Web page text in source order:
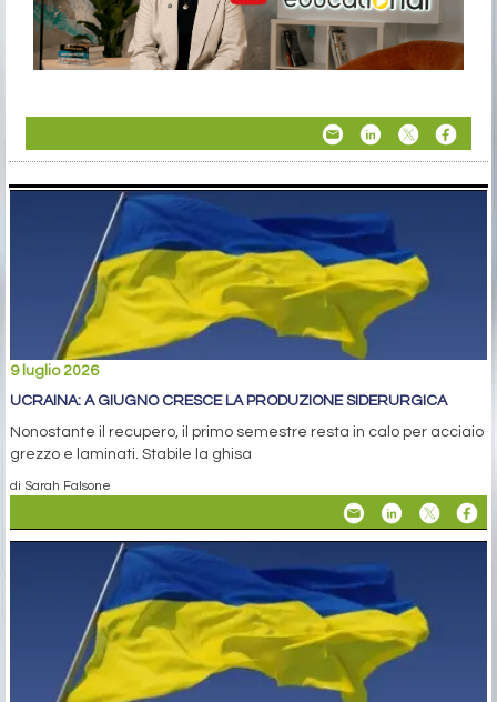
9 luglio 2026
UCRAINA: A GIUGNO CRESCE LA PRODUZIONE SIDERURGICA
Nonostante il recupero, il primo semestre resta in calo per acciaio
grezzo e laminati. Stabile la ghisa
di Sarah Falsone